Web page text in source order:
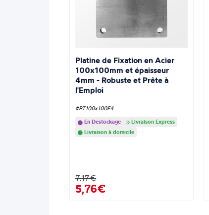
Platine de Fixation en Acier
100x100mm et épaisseur
4mm - Robuste et Prête à
l'Emploi
#PT100x100E4
En Destockage
Livraison Express
Livraison à domicile
7.17€
5,76€